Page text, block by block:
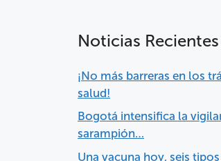
Noticias Recientes
¡No más barreras en los
salud!
Bogotá intensifica la
sarampión…
Una vacuna hoy, seis